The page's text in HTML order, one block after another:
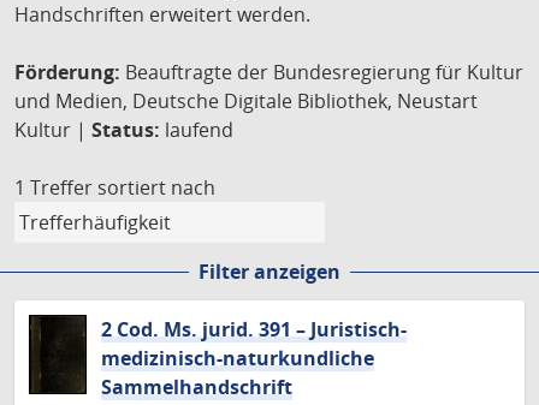
Handschriften erweitert werden.
Förderung: Beauftragte der Bundesregierung für Kultur
und Medien, Deutsche Digitale Bibliothek, Neustart
Kultur | Status: laufend
1 Treffer sortiert nach
Filter anzeigen
2 Cod. Ms. jurid. 391 – Juristisch-
medizinisch-naturkundliche
Sammelhandschrift